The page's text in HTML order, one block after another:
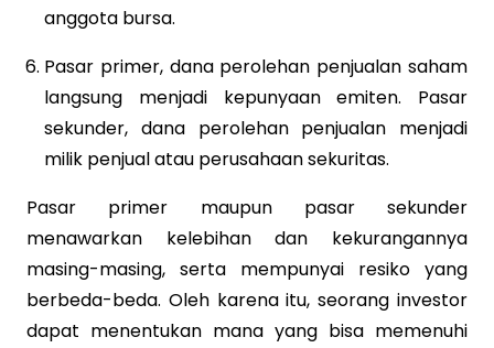
anggota bursa.
Pasar primer, dana perolehan penjualan saham
langsung menjadi kepunyaan emiten. Pasar
sekunder, dana perolehan penjualan menjadi
milik penjual atau perusahaan sekuritas.
Pasar primer maupun pasar sekunder
menawarkan kelebihan dan kekurangannya
masing-masing, serta mempunyai resiko yang
berbeda-beda. Oleh karena itu, seorang investor
dapat menentukan mana yang bisa memenuhi